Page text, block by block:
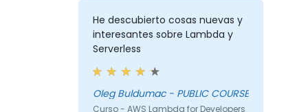
He descubierto cosas nuevas y
interesantes sobre Lambda y
Serverless
Oleg Buldumac - PUBLIC COURSE
Curso - AWS Lambda for Developers